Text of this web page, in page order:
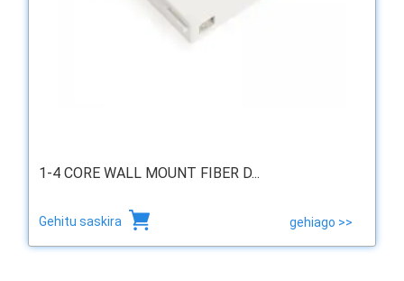
1-4 CORE WALL MOUNT FIBER D...
Gehitu saskira gehiago >>